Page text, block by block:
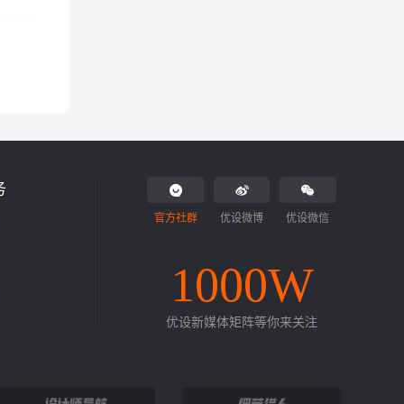
官方社群 优设微博 优设微信
1000W
优设新媒体矩阵等你来关注